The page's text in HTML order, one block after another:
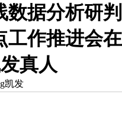
据分析研判
工作推进会在
真人
凯发